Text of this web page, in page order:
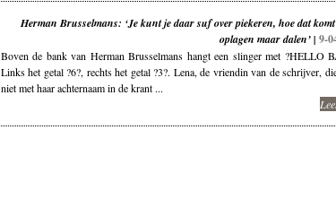
Herman Brusselmans: ‘Je kunt je daar suf over piekeren, hoe dat
oplagen maar dalen’ | 9-
Boven de bank van Herman Brusselmans hangt een slinger met ?HELLO
Links het getal ?6?, rechts het getal ?3?. Lena, de vriendin van de schrijver,
niet met haar achternaam in de krant ...